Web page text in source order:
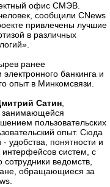
офис СМЭВ.
сообщили CNews
привлечены лучшие
в различных
ранее
банкинга и
опыт в Минкомсвязи.
Сатин,
занимающейся
пользовательских
опыт. Сюда
удобства, понятности и
интерфейсов систем, с
ведомств,
обращающиеся за